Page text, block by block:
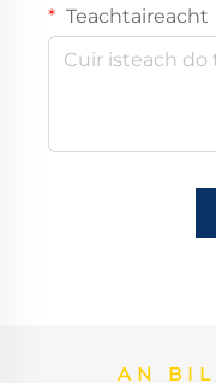
Teachtaireacht
AN